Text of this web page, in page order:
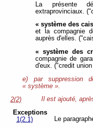
La présente
extraprovinciaux.
« système des
et la compagnie
auprès d'elles.
« système des
compagnie de
d'eux. ("credit
e) par suppression
« système ».
2(2)
Il est ajouté,
Exceptions
1(2.1)
Le